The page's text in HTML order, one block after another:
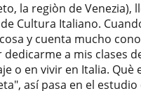
la regiòn de Venezia),
Cultura Italiano.
y cuenta mucho
a mis clases
o en vivir en Italia.
así pasa en el